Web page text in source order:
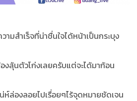
ามสำเร็จที่น่าชื่นใจได้หน้าเป็นกระบุง
งลุ้นตัวโก่งเลยครับแต่จะได้มาก้อน
ห์ล่องลอยไปเรื่อยๆไร้จุดหมายชัดเจน